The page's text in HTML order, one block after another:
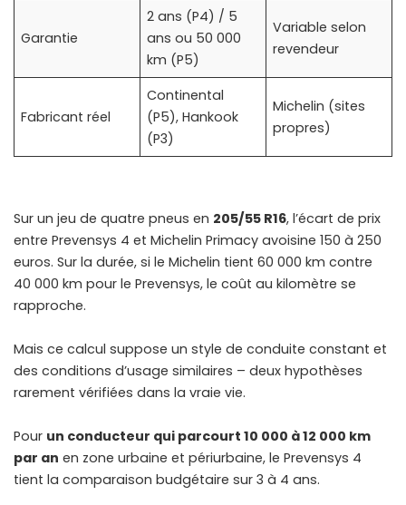
Garantie
2 ans (P4) / 5
ans ou 50 000
km (P5)
Variable selon
revendeur
Fabricant réel
Continental
(P5), Hankook
(P3)
Michelin (sites
propres)
Sur un jeu de quatre pneus en 205/55 R16, l’écart de prix
entre Prevensys 4 et Michelin Primacy avoisine 150 à 250
euros. Sur la durée, si le Michelin tient 60 000 km contre
40 000 km pour le Prevensys, le coût au kilomètre se
rapproche.
Mais ce calcul suppose un style de conduite constant et
des conditions d’usage similaires – deux hypothèses
rarement vérifiées dans la vraie vie.
Pour un conducteur qui parcourt 10 000 à 12 000 km
par an en zone urbaine et périurbaine, le Prevensys 4
tient la comparaison budgétaire sur 3 à 4 ans.